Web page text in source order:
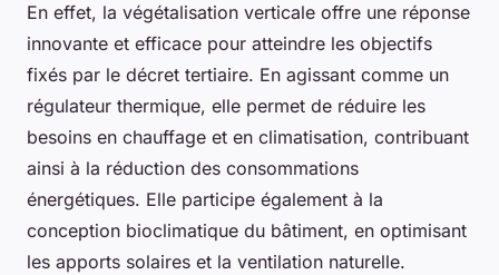
En effet, la végétalisation verticale offre une réponse
innovante et efficace pour atteindre les objectifs
fixés par le décret tertiaire. En agissant comme un
régulateur thermique, elle permet de réduire les
besoins en chauffage et en climatisation, contribuant
ainsi à la réduction des consommations
énergétiques. Elle participe également à la
conception bioclimatique du bâtiment, en optimisant
les apports solaires et la ventilation naturelle.